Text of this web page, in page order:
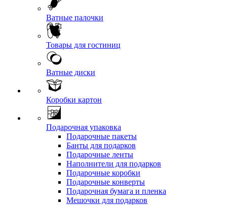
Ватные палочки
Товары для гостиниц
Ватные диски
Коробки картон
Подарочная упаковка
Подарочные пакеты
Банты для подарков
Подарочные ленты
Наполнители для подарков
Подарочные коробки
Подарочные конверты
Подарочная бумага и пленка
Мешочки для подарков